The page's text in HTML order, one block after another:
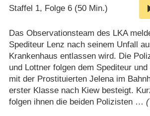
Staffel 1, Folge 6 (50 Min.)
Das Observationsteam des LKA
Spediteur Lenz nach seinem Unfall
Krankenhaus entlassen wird. Die
und Lottner folgen dem Spediteur
mit der Prostituierten Jelena im
erster Klasse nach Kiew besteigt.
folgen ihnen die beiden Polizisten …